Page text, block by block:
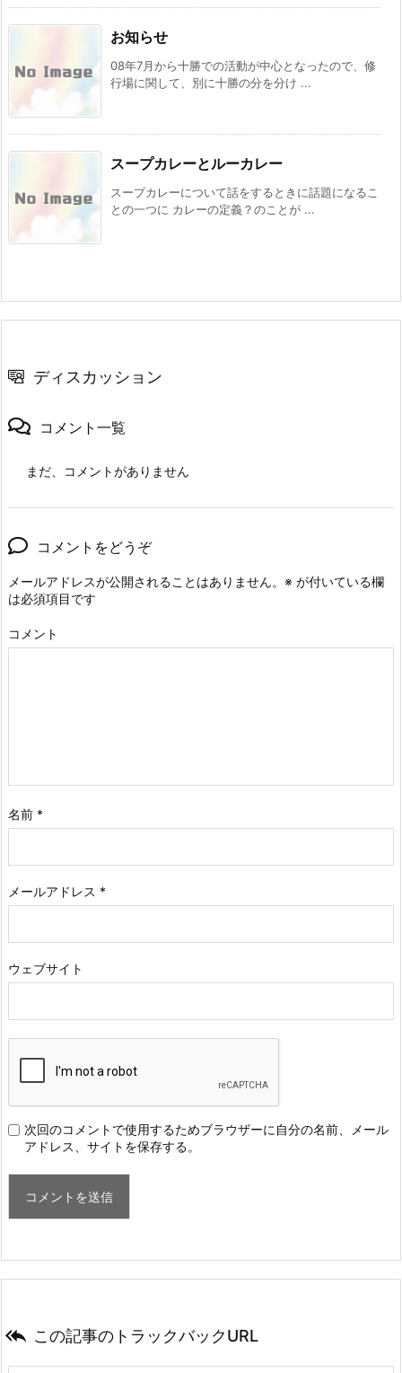
お知らせ
08年7月から十勝での活動が中心となったので、修
行場に関して、別に十勝の分を分け ...
スープカレーとルーカレー
スープカレーについて話をするときに話題になるこ
との一つに カレーの定義？のことが ...
ディスカッション
コメント一覧
まだ、コメントがありません
コメントをどうぞ
メールアドレスが公開されることはありません。 ※ が付いている欄
は必須項目です
コメント
名前 *
メールアドレス *
ウェブサイト
次回のコメントで使用するためブラウザーに自分の名前、メール
アドレス、サイトを保存する。
 この記事のトラックバックURL